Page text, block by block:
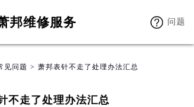
邦维修服务 问题
见问题 > 萧邦表针不走了处理办法汇总
不走了处理办法汇总